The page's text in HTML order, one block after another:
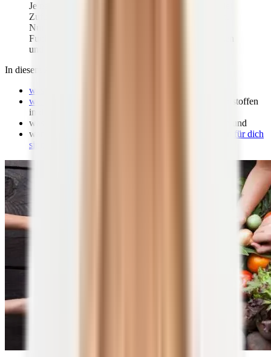
Je nach Alter, Lebensphase und Geschlecht muss die
Zufuhr von Nährstoffen individuell abgestimmt sein.
Nur so kannst du einen Mangel vermeiden, alle
Funktionen deines Stoffwechsels optimal unterstützen
und bis ins hohe Alter gesund bleiben.
In diesem Artikel erklären wir dir deshalb ganz genau,
was Mikronährstoffe
welche Funktionen
einzelne Gruppen von Mikronährstoffen
in deinem Körper übernehmen,
was bei einem
passieren kann und
wann die Einnahme von
Nahrungsergänzungsmitteln für dich
sinnvoll